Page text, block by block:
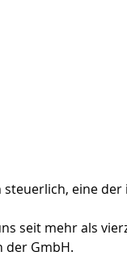
steuerlich, eine
seit mehr als
der GmbH.